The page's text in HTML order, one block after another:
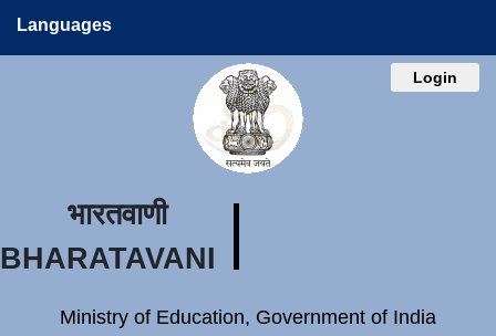
Languages
Login
भारतवाणी
BHARATAVANI
Ministry of Education, Government of India